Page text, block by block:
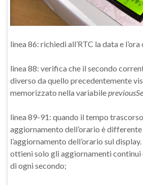
linea 86: richiedi all’RTC la data e
linea 88: verifica che il secondo
diverso da quello precedentemente
memorizzato nella variabile
linea 89-91: quando il tempo
aggiornamento dell’orario è differente
l’aggiornamento dell’orario sul
ottieni solo gli aggiornamenti continui
di ogni secondo;